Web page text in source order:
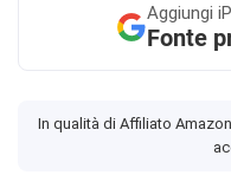
Aggiungi
Fonte
In qualità di Affiliato